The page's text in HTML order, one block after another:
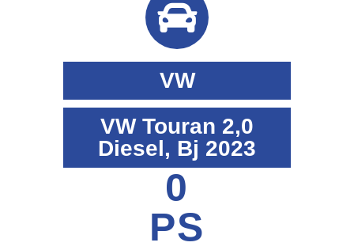
VW
VW Touran 2,0
Diesel, Bj 2023
0
PS